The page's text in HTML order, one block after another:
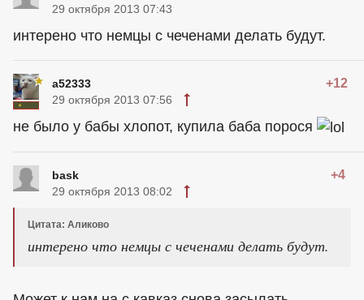
29 октября 2013 07:43
интерено что немцы с чеченами делать будут.
a52333 +12
29 октября 2013 07:56
не было у бабы хлопот, купила баба порося
bask +4
29 октября 2013 08:02
Цитата: Аликово
интерено что немцы с чеченами делать будут.